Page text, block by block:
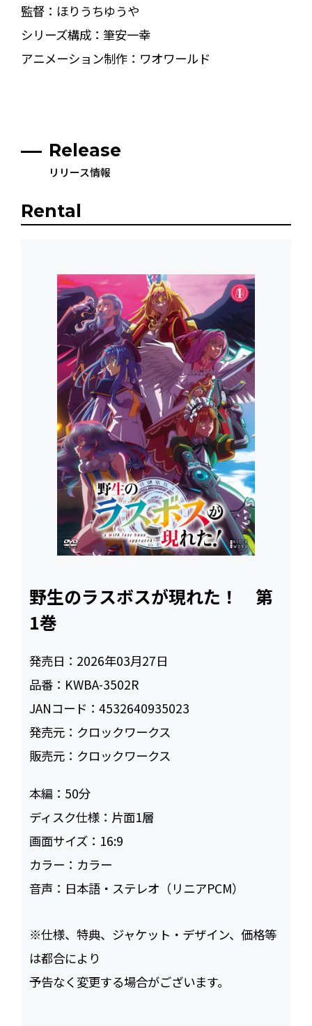
監督：ほりうちゆうや
シリーズ構成：筆安一幸
アニメーション制作：ワオワールド
Release
リリース情報
Rental
野生のラスボスが現れた！ 第
1巻
発売日： 2026年03月27日
品番： KWBA-3502R
JANコード：4532640935023
発売元： クロックワークス
販売元： クロックワークス
本編： 50
ディスク仕様： 片面1層
画面サイズ： 16:9
カラー： カラー
音声： 日本語・ステレオ（リニアPCM）
※仕様、特典、ジャケット・デザイン、価格等
は都合により
予告なく変更する場合がございます。